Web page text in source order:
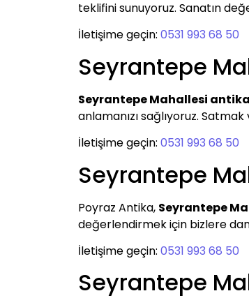
teklifini sunuyoruz. Sanatın
İletişime geçin: 0531 993 68 50
Seyrantepe
Seyrantepe Mahallesi
anlamanızı sağlıyoruz.
İletişime geçin: 0531 993 68 50
Seyrantepe
Poyraz Antika, Seyrantepe
değerlendirmek için bizlere
İletişime geçin: 0531 993 68 50
Seyrantepe